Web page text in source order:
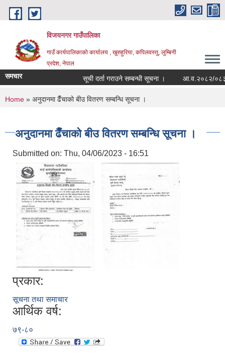
Skip to main content
विजयनगर गाउँपालिका
गाउँ कार्यपालिकाको कार्यालय , खुरुहुरिया, कपिलवस्तु, लुम्बिनी
प्रदेश, नेपाल
समचार सूची दर्ता गराउने सम्बन्धी सूचना । आ.व.२०८२/
You are here
Home » अनुदानमा ढैँचाको बीउ वितरण सम्बन्धि सूचना ।
अनुदानमा ढैँचाको बीउ वितरण सम्बन्धि सूचना ।
Submitted on: Thu, 04/06/2023 - 16:51
प्रकार:
सूचना तथा समाचार
आर्थिक वर्ष:
७९-८०